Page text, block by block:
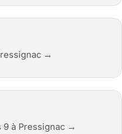
→
9 à Pressignac →